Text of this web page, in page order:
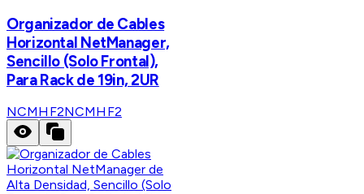
Organizador de Cables
Horizontal NetManager,
Sencillo (Solo Frontal),
Para Rack de 19in, 2UR
NCMHF2NCMHF2